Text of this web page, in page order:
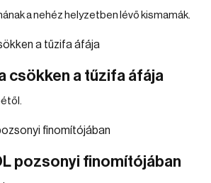
a nehéz helyzetben lévő kismamák.
csökken a tűzifa áfája
pozsonyi finomítójában